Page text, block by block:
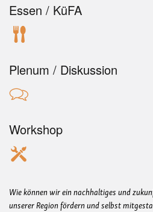
Essen / KüFA
Plenum / Diskussion
Workshop
Wie können wir ein nachhaltiges und
unserer Region fördern und selbst